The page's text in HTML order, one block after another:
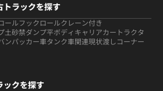
トラックを探す
ールフックロールクレーン付き
土砂禁ダンプ平ボディ キャリアカー トラクタ
ンパッカー車タンク車関連現状渡しコーナー
ックを探す